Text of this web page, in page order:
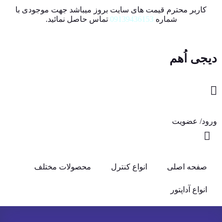
کاربر محترم قیمت های سایت بروز میباشد جهت موجودی با
شماره 09139436153 تماس حاصل نمائید.
دیجی اُهم
ورود/ عضویت
صفحه اصلی انواع کنترل محصولات مختلف
انواع آداپتور